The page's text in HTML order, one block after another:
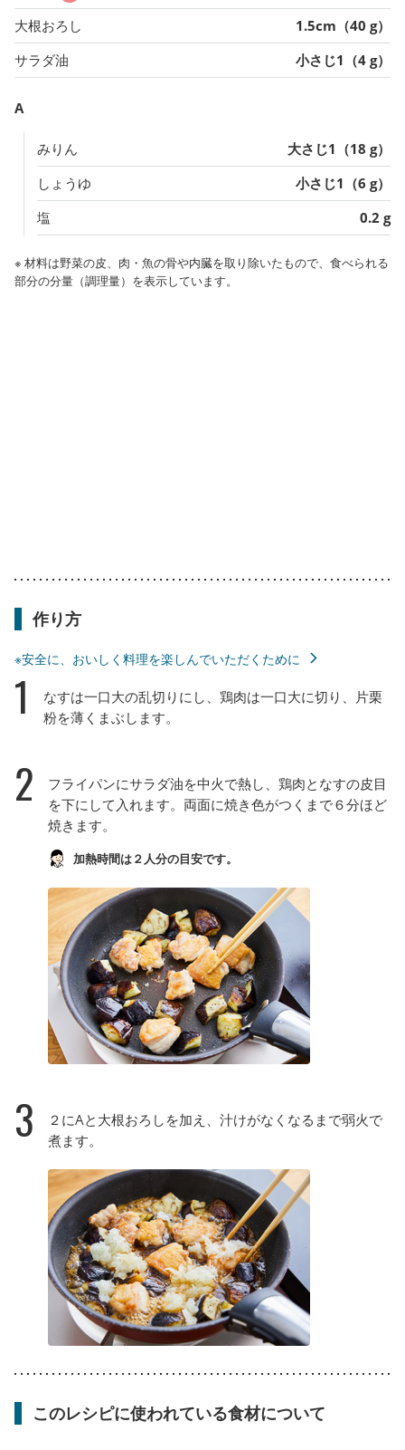
大根おろし
1.5cm（40 g）
サラダ油
小さじ1（4 g）
A
みりん
大さじ1（18 g）
しょうゆ
小さじ1（6 g）
塩
0.2 g
※ 材料は野菜の皮、肉・魚の骨や内臓を取り除いたもので、食べられる
部分の分量（調理量）を表示しています。
作り方
※安全に、おいしく料理を楽しんでいただくために
1
なすは一口大の乱切りにし、鶏肉は一口大に切り、片栗
粉を薄くまぶします。
2
フライパンにサラダ油を中火で熱し、鶏肉となすの皮目
を下にして入れます。両面に焼き色がつくまで６分ほど
焼きます。
加熱時間は２人分の目安です。
3
２にAと大根おろしを加え、汁けがなくなるまで弱火で
煮ます。
このレシピに使われている食材について